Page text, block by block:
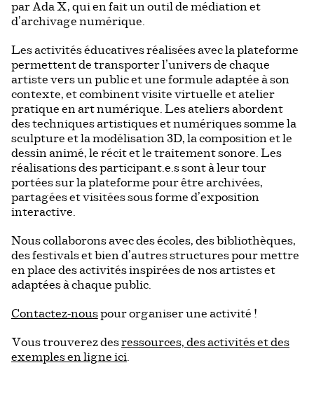
par Ada X, qui en fait un outil de médiation et
d’archivage numérique.
Les activités éducatives réalisées avec la plateforme
permettent de transporter l’univers de chaque
artiste vers un public et une formule adaptée à son
contexte, et combinent visite virtuelle et atelier
pratique en art numérique. Les ateliers abordent
des techniques artistiques et numériques somme la
sculpture et la modélisation 3D, la composition et le
dessin animé, le récit et le traitement sonore. Les
réalisations des participant.e.s sont à leur tour
portées sur la plateforme pour être archivées,
partagées et visitées sous forme d’exposition
interactive.
Nous collaborons avec des écoles, des bibliothèques,
des festivals et bien d’autres structures pour mettre
en place des activités inspirées de nos artistes et
adaptées à chaque public.
Contactez-nouspour organiser une activité !
Vous trouverez desressources, des activités et des
exemples en ligne ici